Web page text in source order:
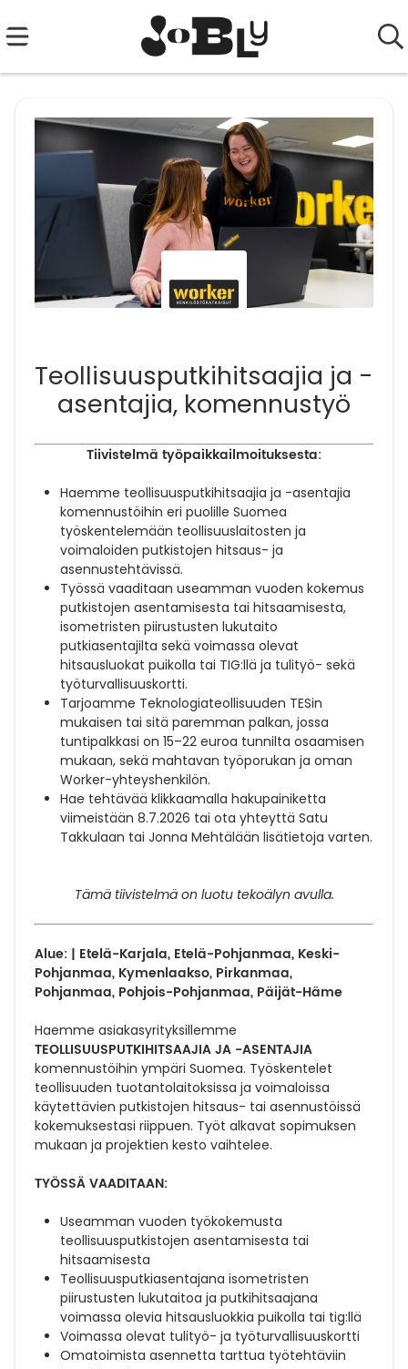
Teollisuusputkihitsaajia ja -
asentajia, komennustyö
Tiivistelmä työpaikkailmoituksesta:
Haemme teollisuusputkihitsaajia ja -asentajia
komennustöihin eri puolille Suomea
työskentelemään teollisuuslaitosten ja
voimaloiden putkistojen hitsaus- ja
asennustehtävissä.
Työssä vaaditaan useamman vuoden kokemus
putkistojen asentamisesta tai hitsaamisesta,
isometristen piirustusten lukutaito
putkiasentajilta sekä voimassa olevat
hitsausluokat puikolla tai TIG:llä ja tulityö- sekä
työturvallisuuskortti.
Tarjoamme Teknologiateollisuuden TESin
mukaisen tai sitä paremman palkan, jossa
tuntipalkkasi on 15–22 euroa tunnilta osaamisen
mukaan, sekä mahtavan työporukan ja oman
Worker-yhteyshenkilön.
Hae tehtävää klikkaamalla hakupainiketta
viimeistään 8.7.2026 tai ota yhteyttä Satu
Takkulaan tai Jonna Mehtälään lisätietoja varten.
Tämä tiivistelmä on luotu tekoälyn avulla.
Alue: | Etelä-Karjala, Etelä-Pohjanmaa, Keski-
Pohjanmaa, Kymenlaakso, Pirkanmaa,
Pohjanmaa, Pohjois-Pohjanmaa, Päijät-Häme
Haemme asiakasyrityksillemme
TEOLLISUUSPUTKIHITSAAJIA JA -ASENTAJIA
komennustöihin ympäri Suomea. Työskentelet
teollisuuden tuotantolaitoksissa ja voimaloissa
käytettävien putkistojen hitsaus- tai asennustöissä
kokemuksestasi riippuen. Työt alkavat sopimuksen
mukaan ja projektien kesto vaihtelee.
TYÖSSÄ VAADITAAN:
Useamman vuoden työkokemusta
teollisuusputkistojen asentamisesta tai
hitsaamisesta
Teollisuusputkiasentajana isometristen
piirustusten lukutaitoa ja putkihitsaajana
voimassa olevia hitsausluokkia puikolla tai tig:llä
Voimassa olevat tulityö- ja työturvallisuuskortti
Omatoimista asennetta tarttua työtehtäviin